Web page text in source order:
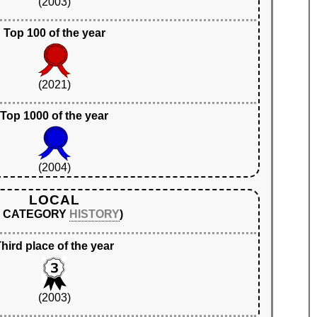
Top 100 of the year
(2021)
Top 1000 of the year
(2004)
LOCAL
CATEGORY HISTORY)
place of the year
(2003)